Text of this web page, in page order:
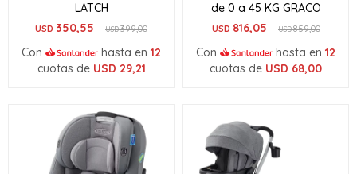
LATCH
USD 350,55 USD399,00
Con hasta en 12
cuotas de USD 29,21
de 0 a 45 KG GRACO
USD 816,05 USD859,00
Con hasta en 12
cuotas de USD 68,00